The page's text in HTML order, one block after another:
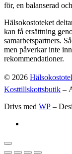
för, en balanserad
Hälsokostoteket
kan få ersättning
samarbetspartners.
men påverkar inte
rekommendationer.
© 2026
Kosttillskottsbutik –
Drivs med WP –